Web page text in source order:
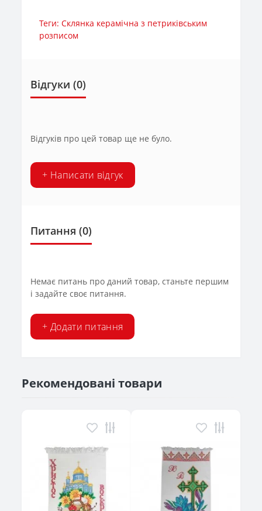
Теги:Склянка керамічна з петриківським
розписом
Відгуки (0)
Відгуків про цей товар ще не було.
+ Написати відгук
Питання (0)
Немає питань про даний товар, станьте першим
і задайте своє питання.
+ Додати питання
Рекомендовані товари